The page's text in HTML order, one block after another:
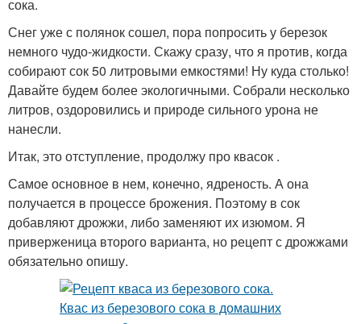
сока.
Снег уже с полянок сошел, пора попросить у березок
немного чудо-жидкости. Скажу сразу, что я против, когда
собирают сок 50 литровыми емкостями! Ну куда столько!
Давайте будем более экологичными. Собрали несколько
литров, оздоровились и природе сильного урона не
нанесли.
Итак, это отступление, продолжу про квасок .
Самое основное в нем, конечно, ядреность. А она
получается в процессе брожения. Поэтому в сок
добавляют дрожжи, либо заменяют их изюмом. Я
приверженица второго варианта, но рецепт с дрожжами
обязательно опишу.